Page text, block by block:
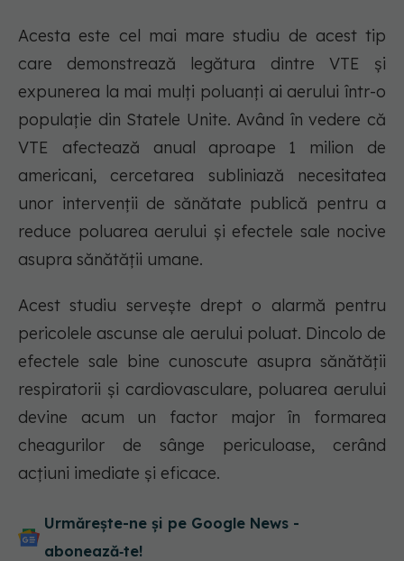
Acesta este cel mai mare studiu de acest tip
care demonstrează legătura dintre VTE și
expunerea la mai mulți poluanți ai aerului într-o
populație din Statele Unite. Având în vedere că
VTE afectează anual aproape 1 milion de
americani, cercetarea subliniază necesitatea
unor intervenții de sănătate publică pentru a
reduce poluarea aerului și efectele sale nocive
asupra sănătății umane.
Acest studiu servește drept o alarmă pentru
pericolele ascunse ale aerului poluat. Dincolo de
efectele sale bine cunoscute asupra sănătății
respiratorii și cardiovasculare, poluarea aerului
devine acum un factor major în formarea
cheagurilor de sânge periculoase, cerând
acțiuni imediate și eficace.
Urmărește-ne și pe Google News -
abonează‑te!